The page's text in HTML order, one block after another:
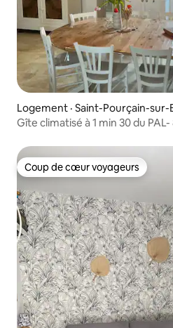
Logement · Saint-Pourçain-sur-
Gîte climatisé à 1 min 30 du
Coup de cœur voyageurs
Coup de cœur voyageurs